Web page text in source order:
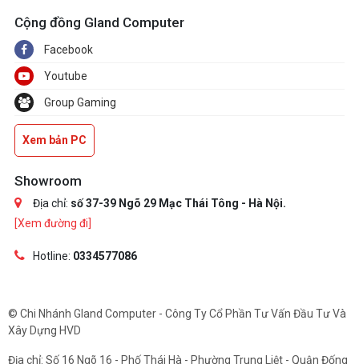
Cộng đồng Gland Computer
Facebook
Youtube
Group Gaming
Xem bản PC
Showroom
Địa chỉ: số 37-39 Ngõ 29 Mạc Thái Tông - Hà Nội.
[Xem đường đi]
Hotline: 0334577086
© Chi Nhánh Gland Computer - Công Ty Cổ Phần Tư Vấn Đầu Tư Và
Xây Dựng HVD
Địa chỉ: Số 16 Ngõ 16 - Phố Thái Hà - Phường Trung Liệt - Quận Đống